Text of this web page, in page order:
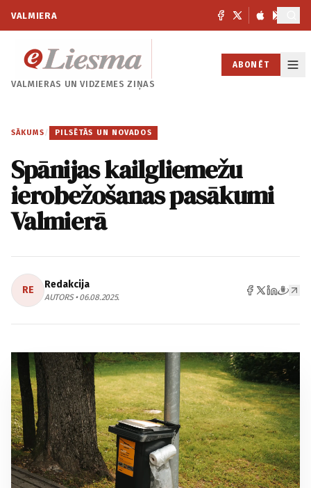
VALMIERA
VALMIERAS UNVIDZEMES ZIŅAS
ABONĒT
SĀKUMS / PILSĒTĀS UN NOVADOS
Spānijas kailgliemežu
ierobežošanas pasākumi
Valmierā
RE Redakcija
AUTORS • 06.08.2025.